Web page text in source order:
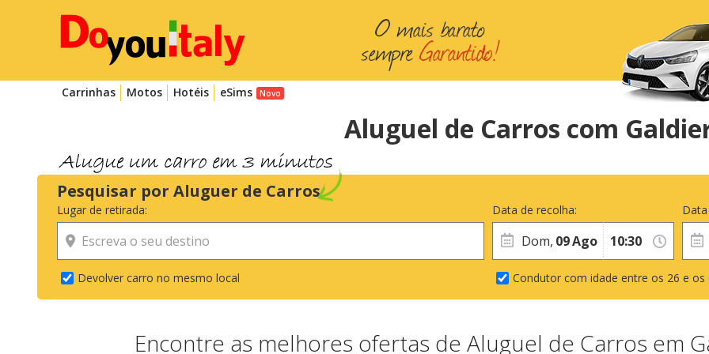
Carrinhas Motos Hotéis eSims
Aluguel de Carros com
Pesquisar por Aluguer de Carros
Lugar de retirada:
Devolver carro no mesmo local
Data de recolha:
Dom, 09Ago
Condutor com idade entre os 26 e os
Encontre as melhores ofertas de Aluguel de Carros em